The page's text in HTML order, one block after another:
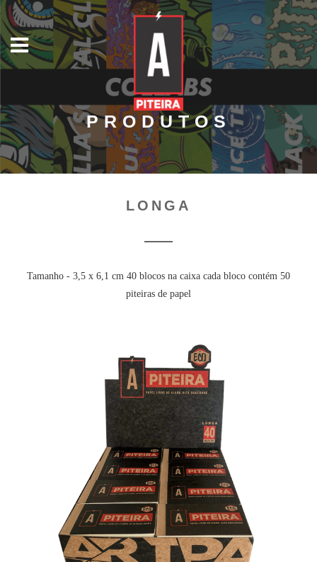
PRODUTOS
LONGA
Tamanho - 3,5 x 6,1 cm 40 blocos na caixa cada bloco contém 50
piteiras de papel